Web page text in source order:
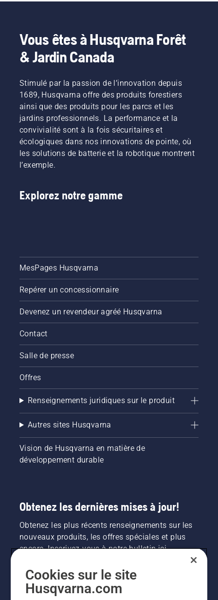
Vous êtes à Husqvarna Forêt
& Jardin Canada
Stimulé par la passion de l’innovation depuis
1689, Husqvarna offre des produits forestiers
ainsi que des produits pour les parcs et les
jardins professionnels. La performance et la
convivialité sont à la fois sécuritaires et
écologiques dans nos innovations de pointe, où
les solutions de batterie et la robotique montrent
l’exemple.
Explorez notre gamme
MesPages Husqvarna
Repérer un concessionnaire
Devenez un revendeur agréé Husqvarna
Contact
Salle de presse
Offres
Renseignements juridiques sur le produit
Autres sites Husqvarna
Vision de Husqvarna en matière de
développement durable
Obtenez les dernières mises à jour!
Obtenez les plus récents renseignements sur les
nouveaux produits, les offres spéciales et plus
encore. Inscrivez-vous à notre bulletin ici.
INSCRIPTION À LA NEWSLETTER
Cookies sur le site
Husqvarna.com